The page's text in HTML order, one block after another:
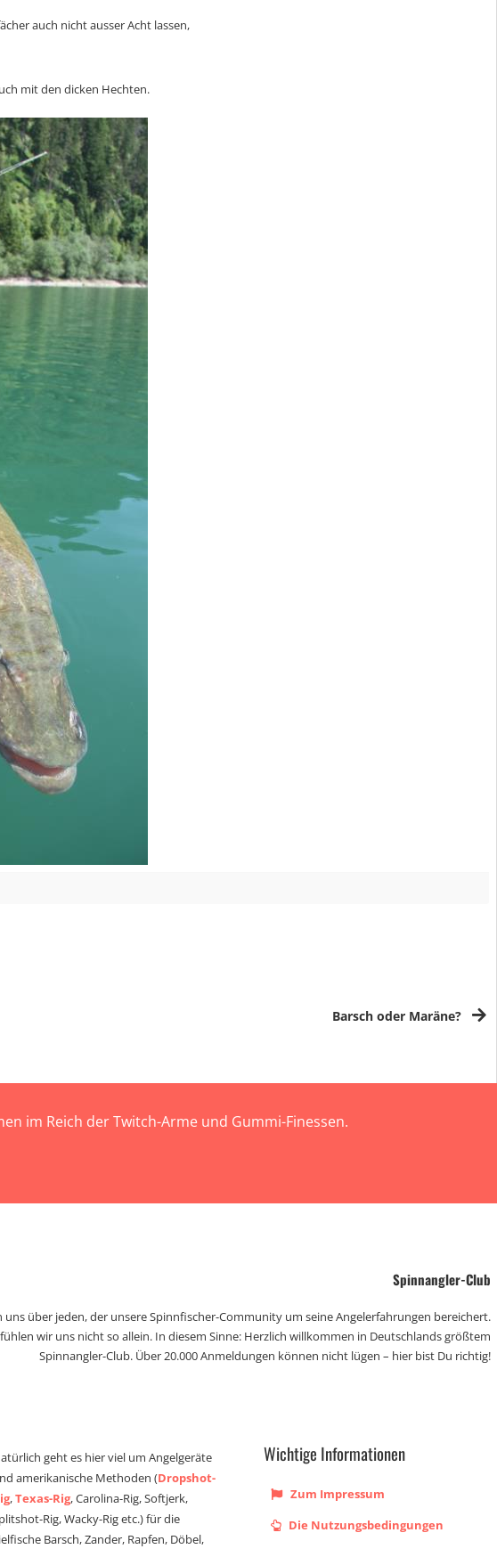
auch nicht ausser Acht lassen,
mit den dicken Hechten.
Barsch oder Maräne?
im Reich der Twitch-Arme und Gummi-Finessen.
Spinnangler-Club
uns über jeden, der unsere Spinnfischer-Community um seine Angelerfahrungen bereichert.
wir uns nicht so allein. In diesem Sinne: Herzlich willkommen in Deutschlands größtem
Spinnangler-Club. Über 20.000 Anmeldungen können nicht lügen – hier bist Du richtig!
geht es hier viel um Angelgeräte
amerikanische Methoden (Dropshot-
,Texas-Rig, Carolina-Rig, Softjerk,
Rig, Wacky-Rig etc.) für die
Barsch, Zander, Rapfen, Döbel,
Wichtige Informationen
Zum Impressum
Die Nutzungsbedingungen